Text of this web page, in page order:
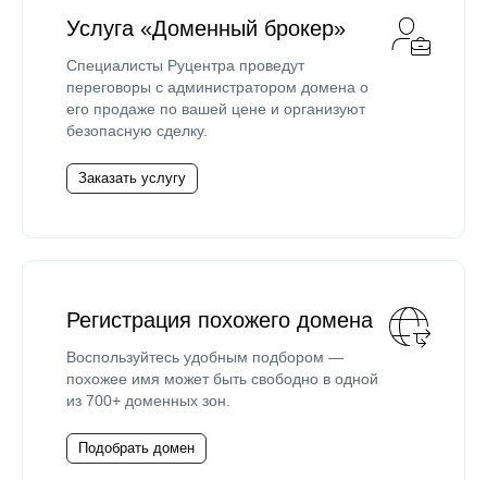
Услуга «Доменный брокер»
Специалисты Руцентра проведут
переговоры с администратором домена о
его продаже по вашей цене и организуют
безопасную сделку.
Заказать услугу
Регистрация похожего домена
Воспользуйтесь удобным подбором —
похожее имя может быть свободно в одной
из 700+ доменных зон.
Подобрать домен